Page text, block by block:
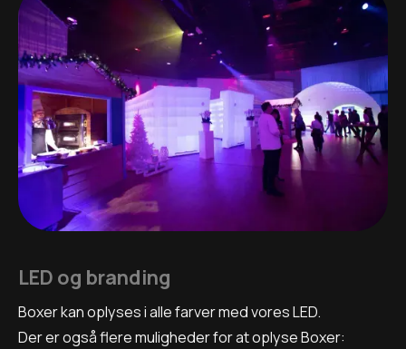
LED og branding
Boxer kan oplyses i alle farver med vores LED.
Der er også flere muligheder for at oplyse Boxer: